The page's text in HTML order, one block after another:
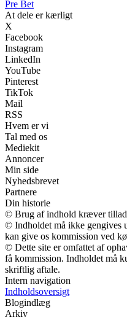
Pre Bet
At dele er kærligt
X
Facebook
Instagram
LinkedIn
YouTube
Pinterest
TikTok
Mail
RSS
Hvem er vi
Tal med os
Mediekit
Annoncer
Min side
Nyhedsbrevet
Partnere
Din historie
© Brug af indhold kræver
© Indholdet må ikke gengives
kan give os kommission ved
© Dette site er omfattet af
få kommission. Indholdet må
skriftlig aftale.
Intern navigation
Indholdsoversigt
Blogindlæg
Arkiv